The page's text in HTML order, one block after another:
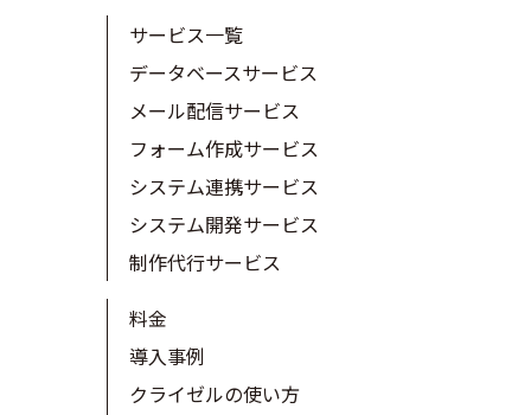
サービス一覧
データベースサービス
メール配信サービス
フォーム作成サービス
システム連携サービス
システム開発サービス
制作代行サービス
料金
導入事例
クライゼルの使い方